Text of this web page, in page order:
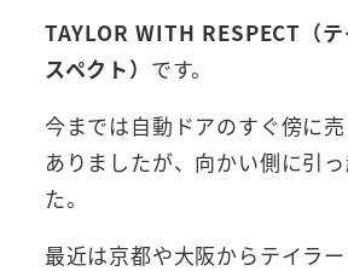
TAYLOR WITH RESPECT（
スペクト） です。
今までは自動ドアのすぐ傍に
ありましたが、向かい側に引
た。
最近は京都や大阪からテイラ